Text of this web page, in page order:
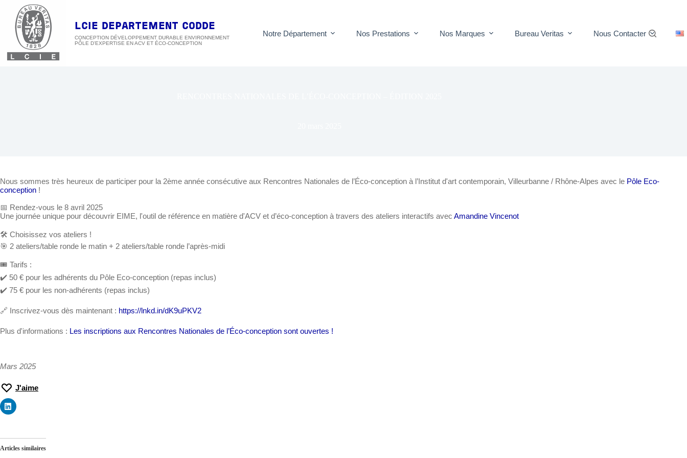
contenu
LCIE DEPARTEMENT CODDE
CONCEPTION DÉVELOPPEMENT DURABLE ENVIRONNEMENT Notre Département Nos Prestations Nos Marques Bureau Veritas Nous Contacter
Nous sommes très heureux de participer pour la 2ème année consécutive aux Rencontres Nationales de l’Éco-conception à l’Institut d'art contemporain, Villeurbanne / Rhône-Alpes avec le Pôle Eco-
conception !
📅 Rendez-vous le 8 avril 2025
Une journée unique pour découvrir EIME, l'outil de référence en matière d'ACV et d’éco-conception à travers des ateliers interactifs avec Amandine Vincenot
🛠️ Choisissez vos ateliers !
🎯 2 ateliers/table ronde le matin + 2 ateliers/table ronde l’après-midi
🎟️ Tarifs :
✔️ 50 € pour les adhérents du Pôle Eco-conception (repas inclus)
✔️ 75 € pour les non-adhérents (repas inclus)
🔗 Inscrivez-vous dès maintenant : https://lnkd.in/dK9uPKV2
Plus d'informations : Les inscriptions aux Rencontres Nationales de l’Éco-conception sont ouvertes !
Mars 2025
J'aime
Articles similaires